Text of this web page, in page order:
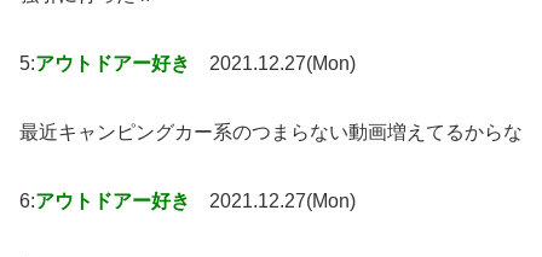
5:アウトドアー好き 2021.12.27(Mon)
最近キャンピングカー系のつまらない動画増えてるからな
6:アウトドアー好き 2021.12.27(Mon)